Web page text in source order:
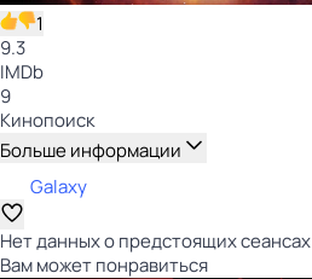
1
9.3
IMDb
9
Кинопоиск
Больше информации
Galaxy
Нет данных о предстоящих сеансах
Вам может понравиться